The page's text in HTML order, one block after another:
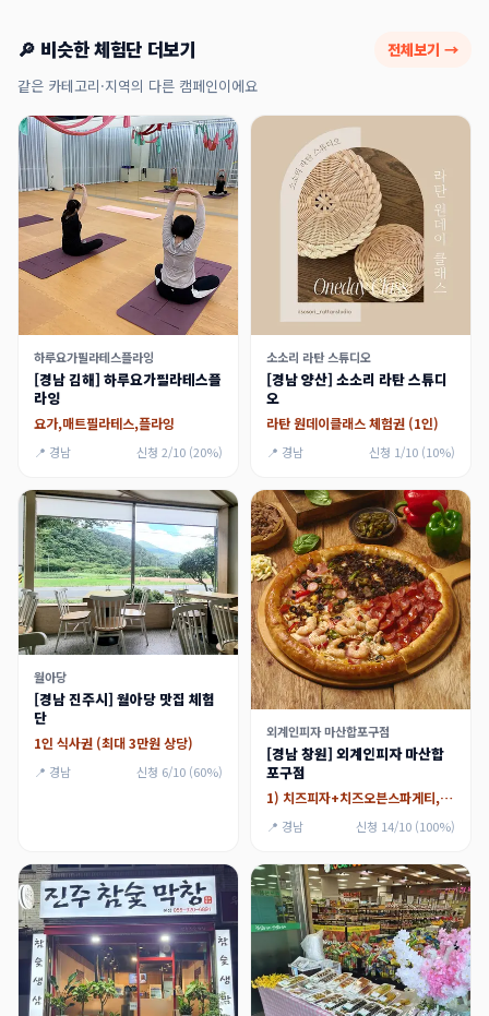
🔎 비슷한 체험단 더보기 전체보기 →
같은 카테고리·지역의 다른 캠페인이에요
하루요가필라테스플라잉
[경남 김해] 하루요가필라테스플
라잉
요가,매트필라테스,플라잉
📍 경남 신청 2/10 (20%)
소소리 라탄 스튜디오
[경남 양산] 소소리 라탄 스튜디
오
라탄 원데이클래스 체험권 (1인)
📍 경남 신청 1/10 (10%)
월아당
[경남 진주시] 월아당 맛집 체험
단
1인 식사권 (최대 3만원 상당)
📍 경남 신청 6/10 (60%)
외계인피자 마산합포구점
[경남 창원] 외계인피자 마산합
포구점
1) 치즈피자+치즈오븐스파게티,2) 페퍼로니 반반피자+치즈오븐스파게티
📍 경남 신청 14/10 (100%)